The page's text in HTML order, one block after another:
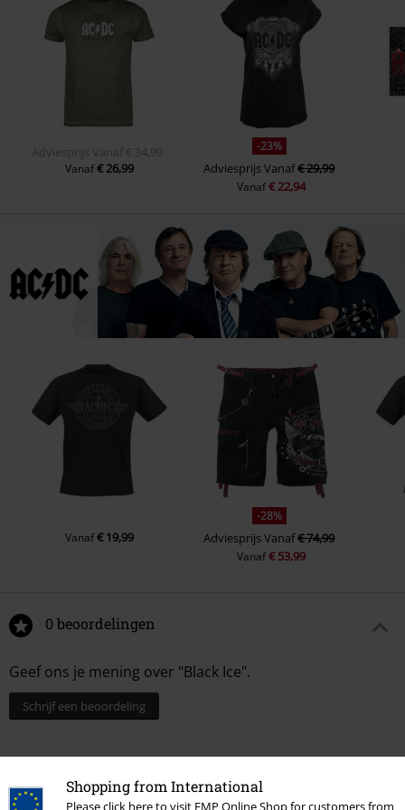
Shopping from International
Please click here to visit EMP Online Shop for customers from
Adviesprijs Vanaf € 34,99
Vanaf€ 26,99
-23%
AdviesprijsVanaf€ 29,99
Vanaf€ 22,94
Vanaf€ 19,99
-28%
AdviesprijsVanaf€ 74,99
Vanaf€ 53,99
0 beoordelingen
Geef ons je mening over "Black Ice".
Schrijf een beoordeling